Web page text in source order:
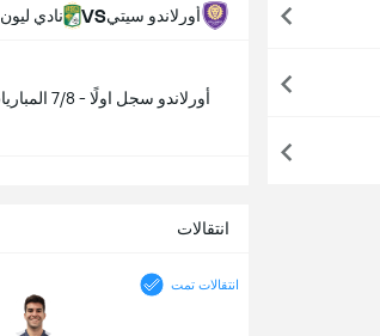
أورلاندو سيتيVS نادي ليون
أورلاندو سجل اولًا - 7/8 المباريات الاخيرة
انتقالات
انتقالات تمت